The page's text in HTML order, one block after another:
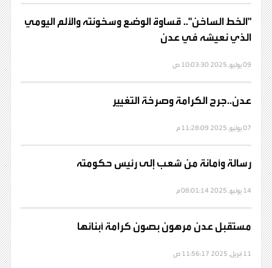
"الخط الساخن".. قساوة الوضع وسخونته والألم اليومي
الذي نعيشه في عدن
09 يوليو, 2025 10:03:30 ص
عدن..جرح الكرامة وصرخة التغيير
07 يوليو, 2025 11:28:09 م
رسالة وأمانة من شعب إلى رئيس حكومته
14 يونيو, 2025 08:01:14 م
مستقبل عدن مرهون بصون كرامة أبنائها
11 أبريل, 2025 11:56:17 ص